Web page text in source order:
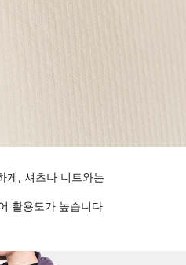
게, 셔츠나 니트와는
활용도가 높습니다